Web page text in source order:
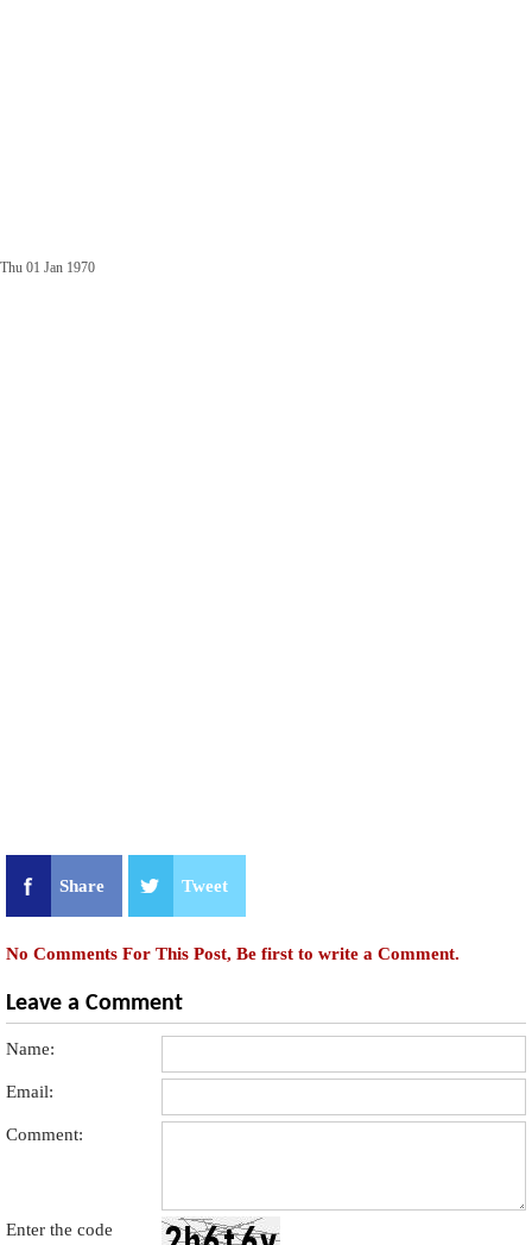
Thu 01 Jan 1970
Share Tweet
No Comments For This Post, Be first to write a Comment.
Leave a Comment
Name:
Email:
Comment:
Enter the code